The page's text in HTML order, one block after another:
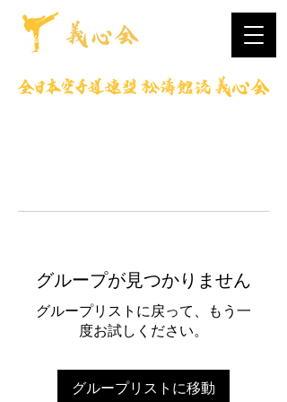
グループが見つかりません
グループリストに戻って、もう一
度お試しください。
グループリストに移動